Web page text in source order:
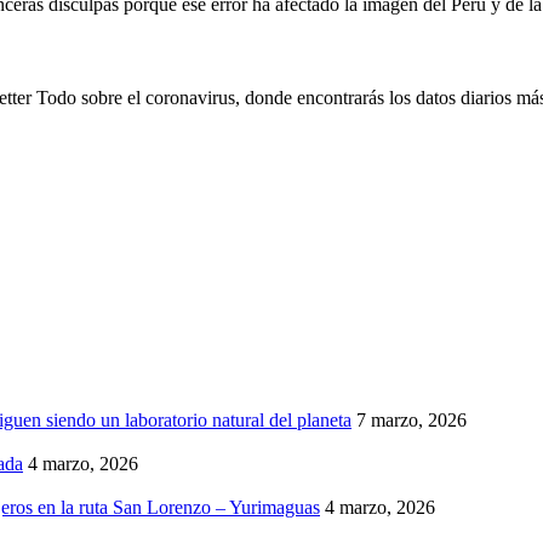
Todo sobre el coronavirus, donde encontrarás los datos diarios
siendo un laboratorio natural del planeta 7 marzo, 2026
4 marzo, 2026
en la ruta San Lorenzo – Yurimaguas 4 marzo, 2026